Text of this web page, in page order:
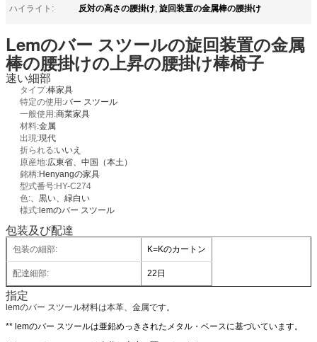
ハイライト:
反対の高さの腰掛け, 旋回装置の金属棒の腰掛け
Lemのバー スツールの旋回装置の金属
棒の腰掛けの上昇の腰掛け棒椅子
速い細部
タイプ:棒家具
特定の使用:バー スツール
一般使用:商業家具
材料:金属
出現:現代
折られる:いいえ
原産地:広東省、中国（本土）
銘柄:Henyangの家具
型式番号:HY-C274
色:、黒い、緑白い
様式:lemのバー スツール
包装及び配達
包装の細部: K=Kのカートン
配達細部: 22日
指定
lemのバー スツール材料は本革、金属です。
** lemのバー スツールは亜鉛めっきされたメタル・ベースに基づいています。